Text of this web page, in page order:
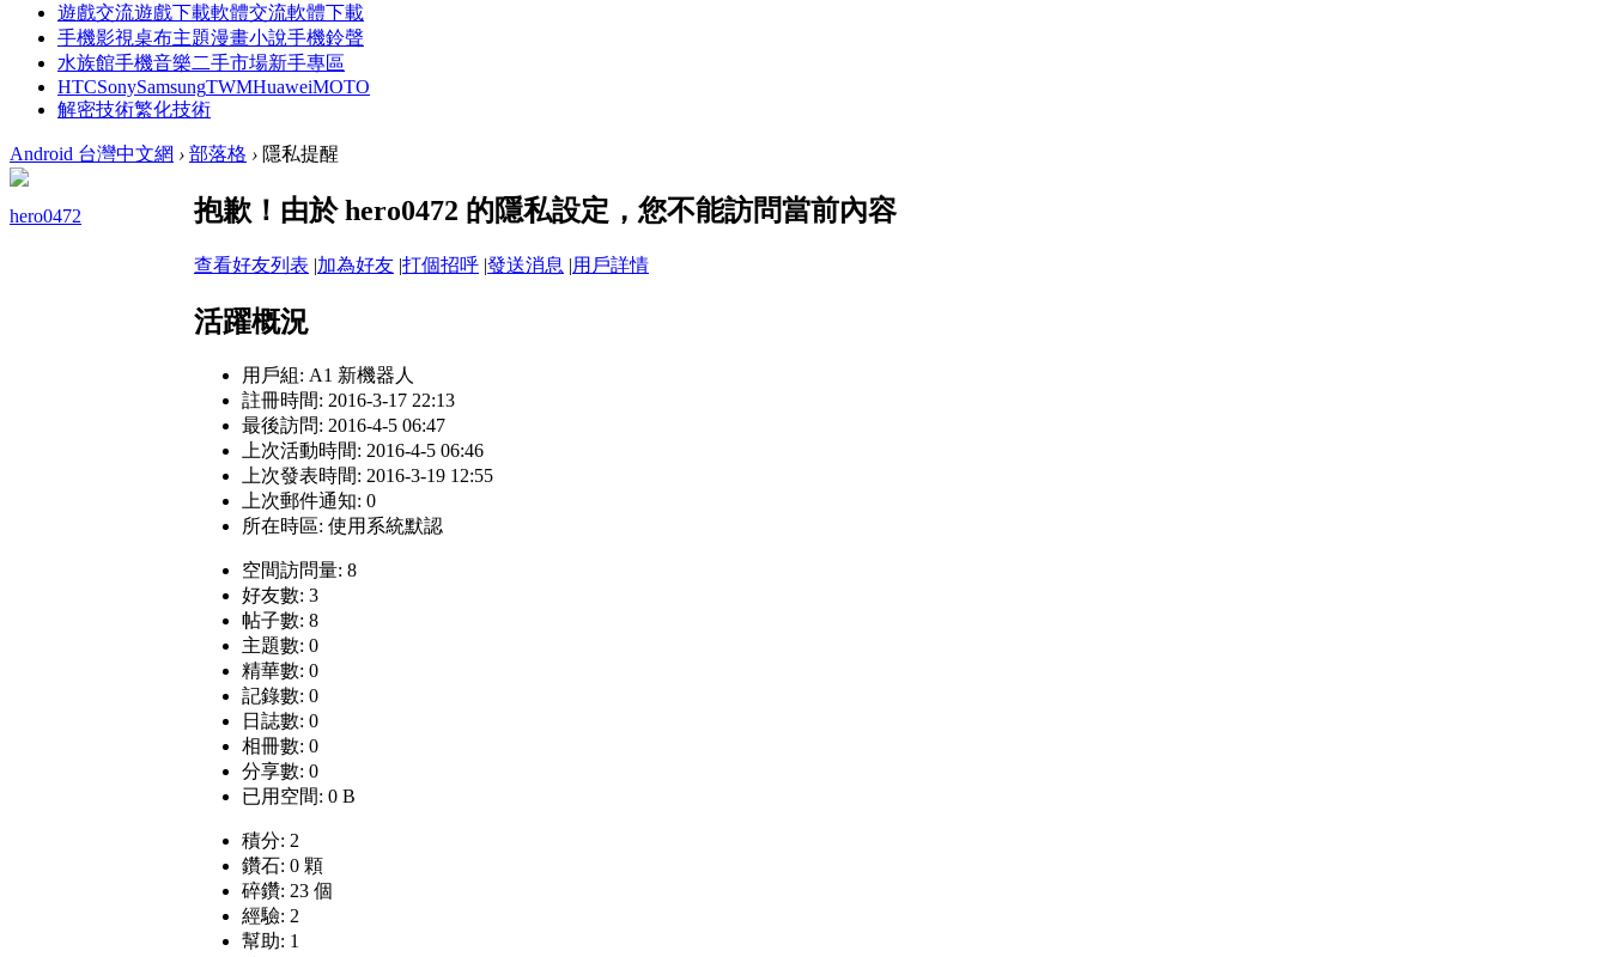
遊戲交流遊戲下載軟體交流軟體下載
手機影視桌布主題漫畫小說手機鈴聲
水族館手機音樂二手市場新手專區
HTCSonySamsungTWMHuaweiMOTO
解密技術繁化技術
Android 台灣中文網 › 部落格 › 隱私提醒
hero0472 抱歉！由於 hero0472 的隱私設定，您不能訪問當前內容
查看好友列表 |加為好友 |打個招呼 |發送消息 |用戶詳情
活躍概況
用戶組: A1 新機器人
註冊時間: 2016-3-17 22:13
最後訪問: 2016-4-5 06:47
上次活動時間: 2016-4-5 06:46
上次發表時間: 2016-3-19 12:55
上次郵件通知: 0
所在時區: 使用系統默認
空間訪問量: 8
好友數: 3
帖子數: 8
主題數: 0
精華數: 0
記錄數: 0
日誌數: 0
相冊數: 0
分享數: 0
已用空間: 0 B
積分: 2
鑽石: 0 顆
碎鑽: 23 個
經驗: 2
幫助: 1